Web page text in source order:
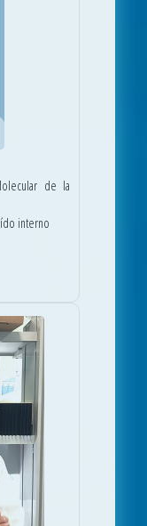
de la
interno